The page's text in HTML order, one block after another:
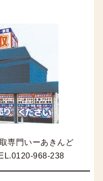
専門いーあきんど
968-238